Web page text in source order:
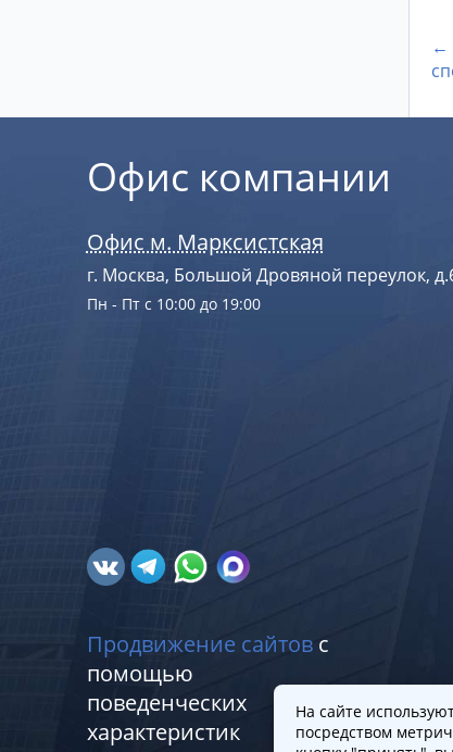
←
Офис компании
Офис м. Марксистская
г. Москва, Большой Дровяной переулок,
Пн - Пт с 10:00 до 19:00
Продвижение сайтовс
помощью
поведенческих
характеристик
На сайте
посредством